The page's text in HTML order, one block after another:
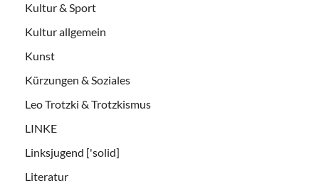
Kultur & Sport
Kultur allgemein
Kunst
Kürzungen & Soziales
Leo Trotzki & Trotzkismus
LINKE
Linksjugend ['solid]
Literatur